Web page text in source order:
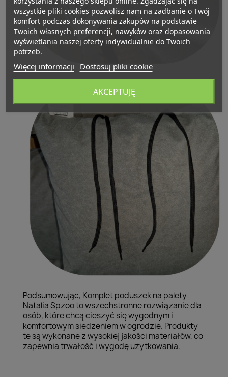
Podsumowując, Komplet poduszek na palety
Natalia Spzoo to wszechstronne rozwiązanie dla
osób, które chcą cieszyć się wygodnym i
komfortowym siedzeniem w ogrodzie. Produkty
te są wykonane z wysokiej jakości materiałów, co
zapewnia trwałość i wygodę użytkowania.
wszystkie pliki cookies pozwolisz nam na zadbanie o Twój
komfort podczas dokonywania zakupów na podstawie
Twoich własnych preferencji, nawyków oraz dopasowania
wyświetlania naszej oferty indywidualnie do Twoich
potrzeb.
Więcej informacji Dostosuj pliki cookie
AKCEPTUJĘ